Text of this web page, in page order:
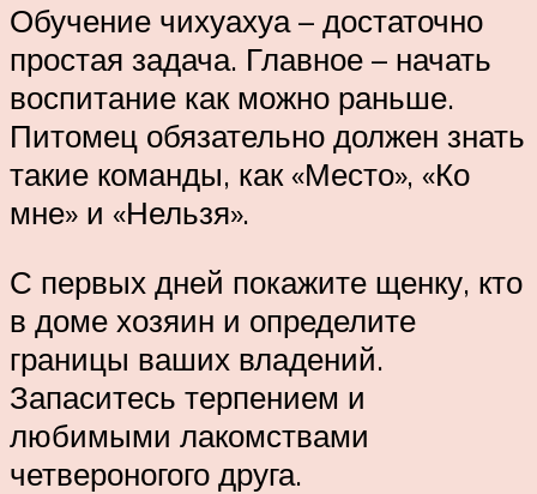
Обучение чихуахуа – достаточно
простая задача. Главное – начать
воспитание как можно раньше.
Питомец обязательно должен знать
такие команды, как «Место», «Ко
мне» и «Нельзя».
С первых дней покажите щенку, кто
в доме хозяин и определите
границы ваших владений.
Запаситесь терпением и
любимыми лакомствами
четвероногого друга.